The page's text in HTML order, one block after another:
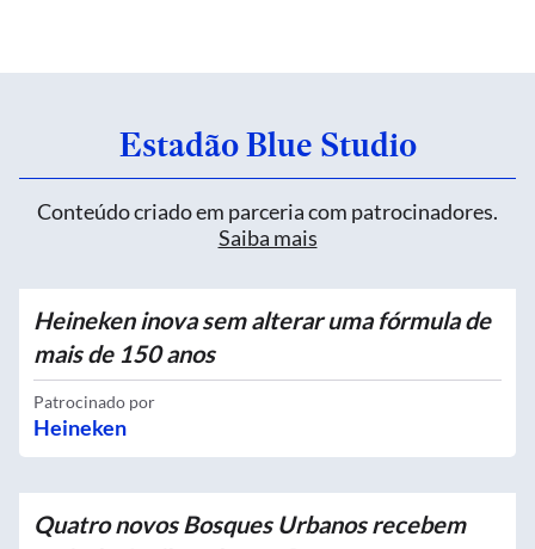
Estadão Blue Studio
Conteúdo criado em parceria com patrocinadores.
Saiba mais
Heineken inova sem alterar uma fórmula de
mais de 150 anos
Patrocinado por
Heineken
Quatro novos Bosques Urbanos recebem